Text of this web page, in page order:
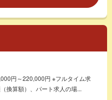
円～220,000円 ※フルタイム求
換算額）、パート求人の場...